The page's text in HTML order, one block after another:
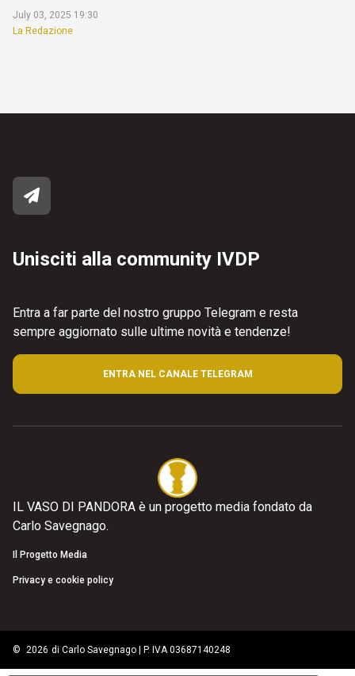
July 03, 2025 19:30
La Redazione
Unisciti alla community IVDP
Entra a far parte del nostro gruppo Telegram e resta
sempre aggiornato sulle ultime novità e tendenze!
ENTRA NEL CANALE TELEGRAM
IL VASO DI PANDORA è un progetto media fondato da
Carlo Savegnago.
Il Progetto Media
Privacy e cookie policy
© 2026 di Carlo Savegnago | P. IVA 03687140248